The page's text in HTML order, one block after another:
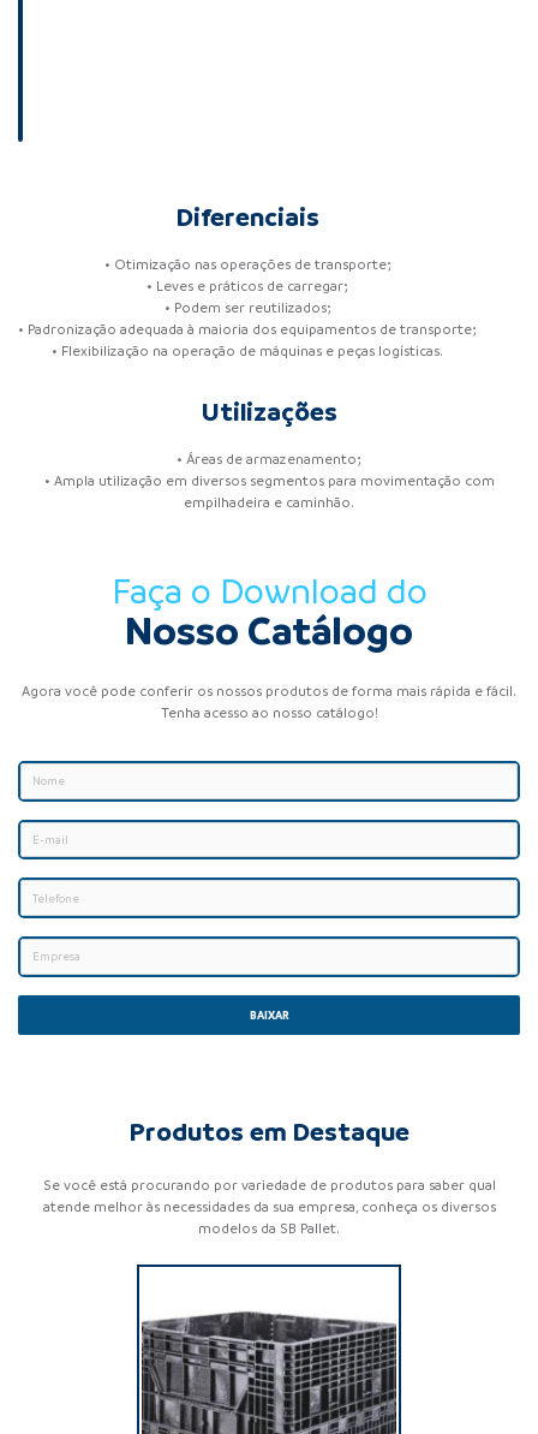
Diferenciais
• Otimização nas operações de transporte;
• Leves e práticos de carregar;
• Podem ser reutilizados;
• Padronização adequada à maioria dos equipamentos de transporte;
• Flexibilização na operação de máquinas e peças logísticas.
Utilizações
• Áreas de armazenamento;
• Ampla utilização em diversos segmentos para movimentação com
empilhadeira e caminhão.
Faça o Download do
Nosso Catálogo
Agora você pode conferir os nossos produtos de forma mais rápida e fácil.
Tenha acesso ao nosso catálogo!
BAIXAR
Produtos em Destaque
Se você está procurando por variedade de produtos para saber qual
atende melhor às necessidades da sua empresa, conheça os diversos
modelos da SB Pallet.